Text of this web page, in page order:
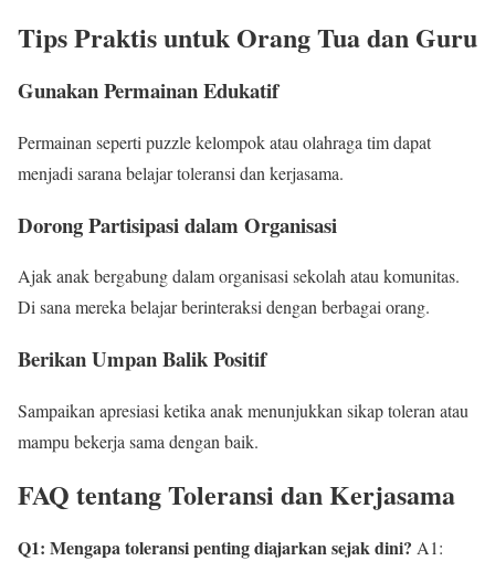
Tips Praktis untuk Orang Tua dan Guru
Gunakan Permainan Edukatif
Permainan seperti puzzle kelompok atau olahraga tim dapat
menjadi sarana belajar toleransi dan kerjasama.
Dorong Partisipasi dalam Organisasi
Ajak anak bergabung dalam organisasi sekolah atau komunitas.
Di sana mereka belajar berinteraksi dengan berbagai orang.
Berikan Umpan Balik Positif
Sampaikan apresiasi ketika anak menunjukkan sikap toleran atau
mampu bekerja sama dengan baik.
FAQ tentang Toleransi dan Kerjasama
Q1: Mengapa toleransi penting diajarkan sejak dini? A1: